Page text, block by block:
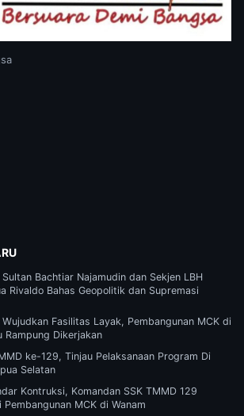
Sultan Bachtiar Najamudin dan Sekjen LBH
Rivaldo Bahas Geopolitik dan Supremasi
Wujudkan Fasilitas Layak, Pembangunan MCK di
Rampung Dikerjakan
ke-129, Tinjau Pelaksanaan Program Di
Selatan
Kontruksi, Komandan SSK TMMD 129
Pembangunan MCK di Wanam